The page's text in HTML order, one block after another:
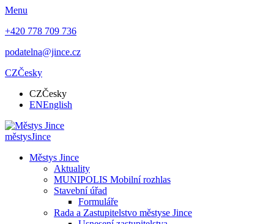
Menu
+420 778 709 736
podatelna@jince.cz
CZČesky
CZČesky
ENEnglish
městysJince
Městys Jince
Aktuality
MUNIPOLIS Mobilní rozhlas
Stavební úřad
Formuláře
Rada a Zastupitelstvo městyse Jince